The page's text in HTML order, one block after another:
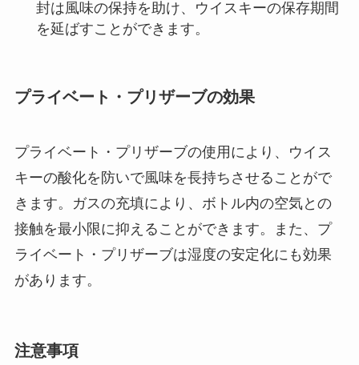
封は風味の保持を助け、ウイスキーの保存期間
を延ばすことができます。
プライベート・プリザーブの効果
プライベート・プリザーブの使用により、ウイス
キーの酸化を防いで風味を長持ちさせることがで
きます。ガスの充填により、ボトル内の空気との
接触を最小限に抑えることができます。また、プ
ライベート・プリザーブは湿度の安定化にも効果
があります。
注意事項